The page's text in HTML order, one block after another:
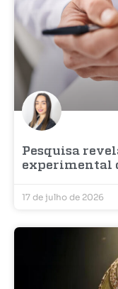
Pesquisa
experimental
17 de julho de 2026